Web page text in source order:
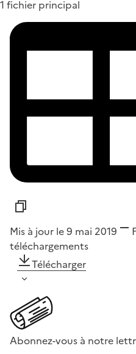
1 fichier principal
Mis à jour le 9 mai 2019
téléchargements
Télécharger
Abonnez-vous à notre